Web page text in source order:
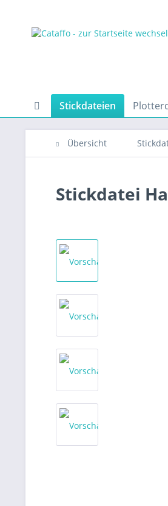
Stickdateien
Übersicht
Stickdatei